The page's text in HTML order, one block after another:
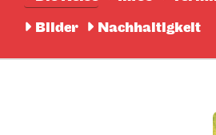
Bilder
Nachhaltigkeit